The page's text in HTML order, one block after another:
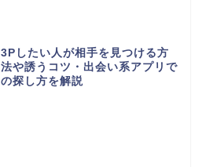
3Pしたい人が相手を見つける方
法や誘うコツ・出会い系アプリで
の探し方を解説